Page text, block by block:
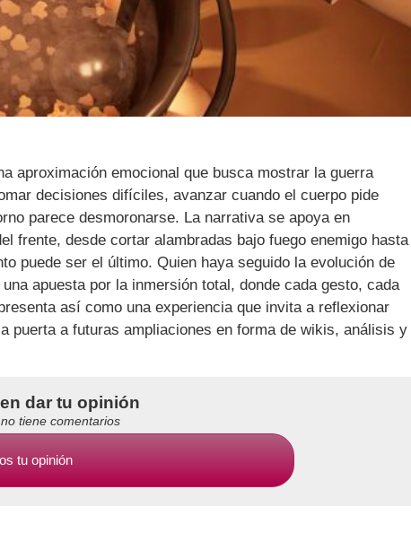
aproximación emocional que busca mostrar la guerra
decisiones difíciles, avanzar cuando el cuerpo pide
parece desmoronarse. La narrativa se apoya en
frente, desde cortar alambradas bajo fuego enemigo hasta
puede ser el último. Quien haya seguido la evolución de
apuesta por la inmersión total, donde cada gesto, cada
así como una experiencia que invita a reflexionar
puerta a futuras ampliaciones en forma de wikis, análisis y
dar tu opinión
tiene comentarios
tu opinión